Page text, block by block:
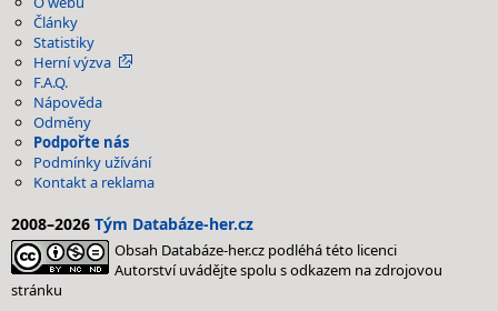
Články
Statistiky
Herní výzva
F.A.Q.
Nápověda
Odměny
Podpořte nás
Podmínky užívání
Kontakt a reklama
2008–2026 Tým Databáze-her.cz
Obsah Databáze-her.cz podléhá této licenci
Autorství uvádějte spolu s odkazem na zdrojovou
stránku